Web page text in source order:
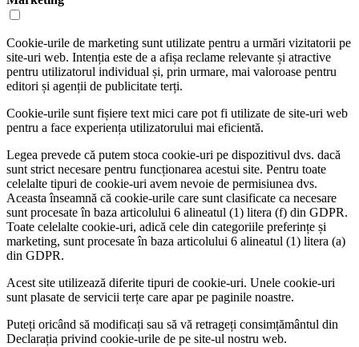
Cookie-urile de marketing sunt utilizate pentru a urmări vizitatorii pe
site-uri web. Intenția este de a afișa reclame relevante și atractive
pentru utilizatorul individual și, prin urmare, mai valoroase pentru
editori și agenții de publicitate terți.
Cookie-urile sunt fișiere text mici care pot fi utilizate de site-uri web
pentru a face experiența utilizatorului mai eficientă.
Legea prevede că putem stoca cookie-uri pe dispozitivul dvs. dacă
sunt strict necesare pentru funcționarea acestui site. Pentru toate
celelalte tipuri de cookie-uri avem nevoie de permisiunea dvs.
Aceasta înseamnă că cookie-urile care sunt clasificate ca necesare
sunt procesate în baza articolului 6 alineatul (1) litera (f) din GDPR.
Toate celelalte cookie-uri, adică cele din categoriile preferințe și
marketing, sunt procesate în baza articolului 6 alineatul (1) litera (a)
din GDPR.
Acest site utilizează diferite tipuri de cookie-uri. Unele cookie-uri
sunt plasate de servicii terțe care apar pe paginile noastre.
Puteți oricând să modificați sau să vă retrageți consimțământul din
Declarația privind cookie-urile de pe site-ul nostru web.